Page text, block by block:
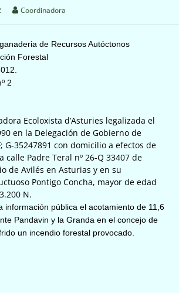
Coordinadora
de Recursos Autóctonos
Forestal
2
Ecoloxista d’Asturies legalizada el
en la Delegación de Gobierno de
G-35247891 con domicilio a efectos de
calle Padre Teral nº 26-Q 33407 de
de Avilés en Asturias y en su
Pontigo Concha, mayor de edad
N.
información pública el acotamiento de 11,6
Pandavin y la Granda en el concejo de
un incendio forestal provocado.